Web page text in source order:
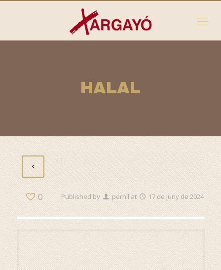
HALAL
0 Published by pernil at 17 de juny de 2024